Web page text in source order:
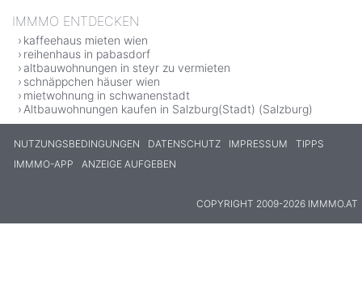
IMMMO ENTDECKEN
kaffeehaus mieten wien
reihenhaus in pabasdorf
altbauwohnungen in steyr zu vermieten
schnäppchen häuser wien
mietwohnung in schwanenstadt
Altbauwohnungen kaufen in Salzburg(Stadt) (Salzburg)
NUTZUNGSBEDINGUNGEN DATENSCHUTZ IMPRESSUM
TIPPS
IMMMO-APP
ANZEIGE AUFGEBEN
COPYRIGHT 2009-2026 IMMMO.AT